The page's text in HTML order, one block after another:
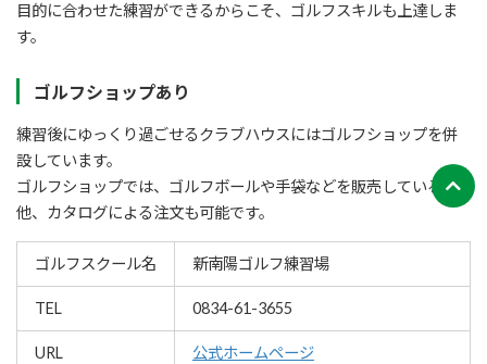
目的に合わせた練習ができるからこそ、ゴルフスキルも上達しま
す。
ゴルフショップあり
練習後にゆっくり過ごせるクラブハウスにはゴルフショップを併
設しています。
ゴルフショップでは、ゴルフボールや手袋などを販売している
他、カタログによる注文も可能です。
ゴルフスクール名 新南陽ゴルフ練習場
TEL 0834-61-3655
URL 公式ホームページ